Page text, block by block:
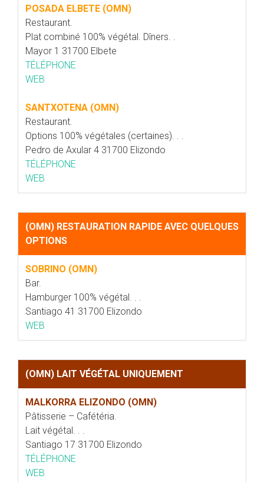
POSADA ELBETE (OMN)
Restaurant.
Plat combiné 100% végétal. Dîners. .
Mayor 1 31700 Elbete
TÉLÉPHONE
WEB
SANTXOTENA (OMN)
Restaurant.
Options 100% végétales (certaines). . .
Pedro de Axular 4 31700 Elizondo
TÉLÉPHONE
WEB
(OMN) RESTAURATION RAPIDE AVEC QUELQUES
OPTIONS
SOBRINO (OMN)
Bar.
Hamburger 100% végétal. . .
Santiago 41 31700 Elizondo
WEB
(OMN) LAIT VÉGÉTAL UNIQUEMENT
MALKORRA ELIZONDO (OMN)
Pâtisserie – Cafétéria.
Lait végétal. . .
Santiago 17 31700 Elizondo
TÉLÉPHONE
WEB